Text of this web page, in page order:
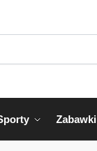
Zabawki